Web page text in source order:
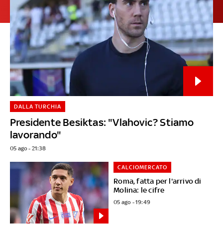
Presidente Besiktas: "Vlahovic? Stiamo
lavorando"
DALLA TURCHIA
05 ago - 21:38
Roma, fatta per l'arrivo di
Molina: le cifre
CALCIOMERCATO
05 ago - 19:49